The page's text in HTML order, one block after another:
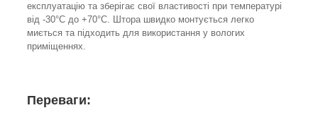
експлуатацію та зберігає свої властивості при температурі
від -30°C до +70°C. Штора швидко монтується легко
миється та підходить для використання у вологих
приміщеннях.
Переваги: